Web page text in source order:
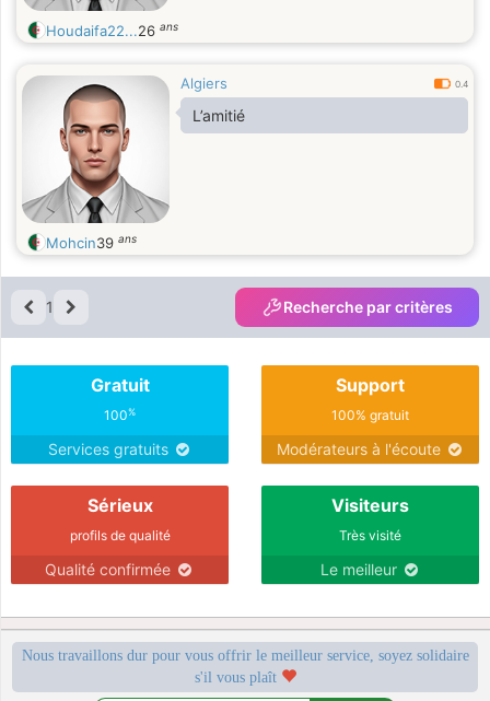
Houdaifa22...26 ans
Algiers 0.4
L’amitié
Mohcin39 ans
1 Recherche par critères
Gratuit
100%
Services gratuits
Support
100% gratuit
Modérateurs à l'écoute
Sérieux
profils de qualité
Qualité confirmée
Visiteurs
Très visité
Le meilleur
Nous travaillons dur pour vous offrir le meilleur service, soyez solidaire
s'il vous plaît